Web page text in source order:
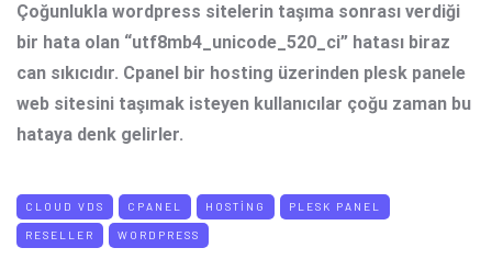
Çoğunlukla wordpress sitelerin taşıma sonrası verdiği
bir hata olan “utf8mb4_unicode_520_ci” hatası biraz
can sıkıcıdır. Cpanel bir hosting üzerinden plesk panele
web sitesini taşımak isteyen kullanıcılar çoğu zaman bu
hataya denk gelirler.
CLOUD VDS CPANEL HOSTING PLESK PANEL
RESELLER WORDPRESS